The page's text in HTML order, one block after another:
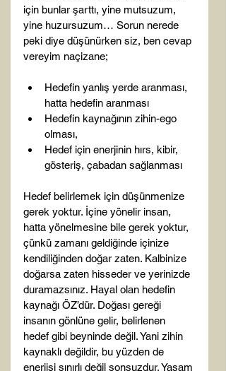
için bunlar şarttı, yine mutsuzum,
yine huzursuzum… Sorun nerede
peki diye düşünürken siz, ben cevap
Hedefin yanlış yerde aranması,
hatta hedefin aranması
Hedefin kaynağının zihin-ego
olması,
Hedef için enerjinin hırs, kibir,
gösteriş, çabadan sağlanması
Hedef belirlemek için düşünmenize
gerek yoktur. İçine yönelir insan,
hatta yönelmesine bile gerek yoktur,
çünkü zamanı geldiğinde içinize
kendiliğinden doğar zaten. Kalbinize
doğarsa zaten hisseder ve yerinizde
duramazsınız. Hayal olan hedefin
kaynağı ÖZ’dür. Doğası gereği
insanın gönlüne gelir, belirlenen
hedef gibi beyninde değil. Yani zihin
kaynaklı değildir, bu yüzden de
enerjisi sınırlı değil sonsuzdur. Yaşam